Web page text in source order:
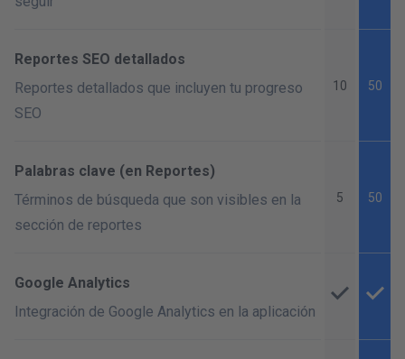
Reportes SEO detallados
Reportes detallados que incluyen tu progreso
SEO
10 50
Palabras clave (en Reportes)
Términos de búsqueda que son visibles en la
sección de reportes
5 50
Google Analytics
Integración de Google Analytics en la aplicación